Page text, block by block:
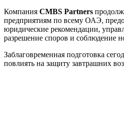
Компания CMBS Partners
предприятиям по всему ОАЭ,
юридические рекомендации,
разрешение споров и соблюдение
Заблаговременная подготовка
повлиять на защиту завтрашних